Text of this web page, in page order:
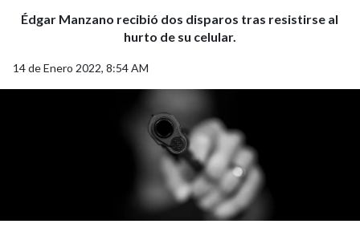
Édgar Manzano recibió dos disparos tras resistirse al
hurto de su celular.
14 de Enero 2022, 8:54 AM